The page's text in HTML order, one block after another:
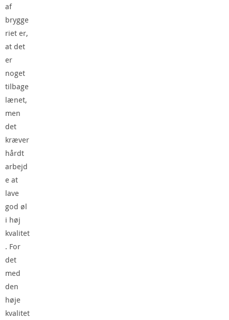
af
brygge
riet er,
at det
er
noget
tilbage
lænet,
men
det
kræver
hårdt
arbejd
e at
lave
god øl
i høj
kvalitet
. For
det
med
den
høje
kvalitet